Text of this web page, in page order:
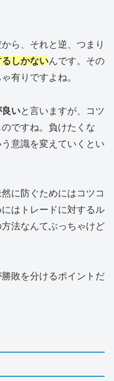
ら、それと逆、つまり
しかないんです。その
有りですよね。
いと言いますが、コツ
ですね。負けたくな
意識を変えていくとい
に防ぐためにはコツコ
はトレードに対するル
法なんてぶっちゃけど
敗を分けるポイントだ